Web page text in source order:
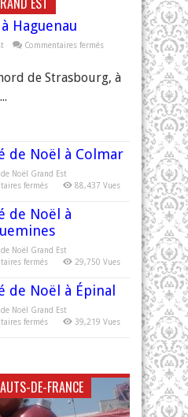
Haguenau
Commentaires fermés
à
Haguenau
de Strasbourg, à
de Noël à Colmar
de Noël Grand Est
fermés
Noël
à
Colmar
88,437 Vues
de Noël à
de Noël Grand Est
fermés
Noël
à
29,750 Vues
de Noël à Épinal
de Noël Grand Est
fermés
39,219 Vues
DE-FRANCE